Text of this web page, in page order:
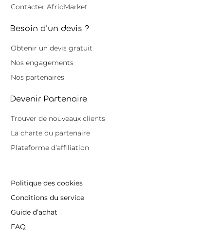
Contacter AfriqMarket
Besoin d'un devis ?
Obtenir un devis gratuit
Nos engagements
Nos partenaires
Devenir Partenaire
Trouver de nouveaux clients
La charte du partenaire
Plateforme d’affiliation
Politique des cookies
Conditions du service
Guide d’achat
FAQ